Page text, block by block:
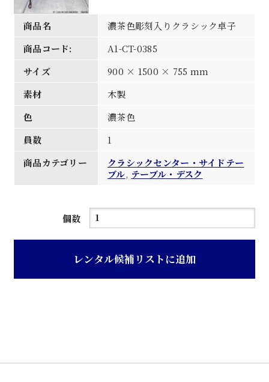
商品名
濃茶色彫刻入りクラシック卓子
商品コード:
A1-CT-0385
サイズ
900 × 1500 × 755 mm
素材
木製
色
濃茶色
員数
1
商品カテゴリー
クラシックセンター・サイドテー
ブル, テーブル・デスク
個数
濃
彫
レンタル候補リストに追加